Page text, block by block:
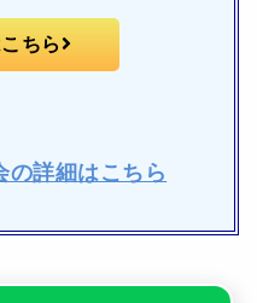
ちら
の詳細はこちら